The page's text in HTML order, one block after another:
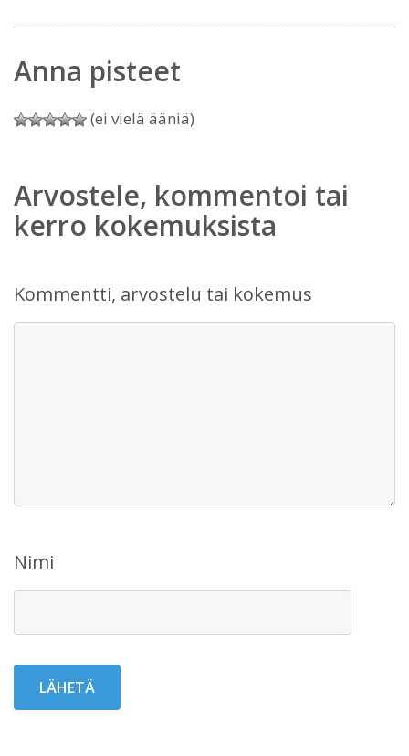
Anna pisteet
(ei vielä ääniä)
Arvostele, kommentoi tai
kerro kokemuksista
Kommentti, arvostelu tai kokemus
Nimi